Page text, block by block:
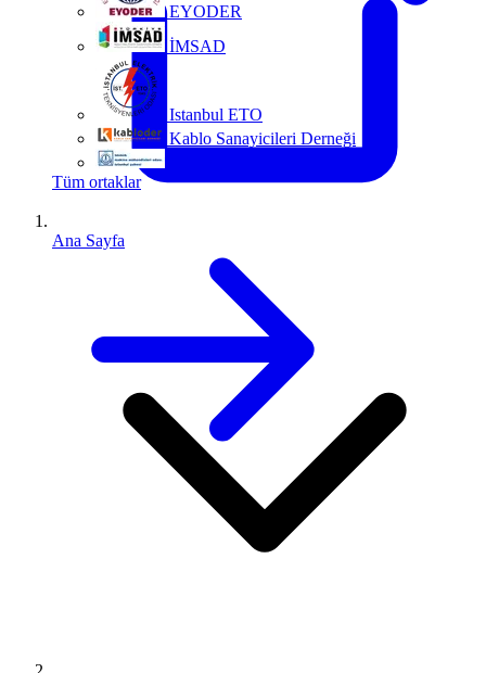
EYODER
İMSAD
Istanbul ETO
Kablo Sanayicileri Derneği
Tüm ortaklar
Ana Sayfa